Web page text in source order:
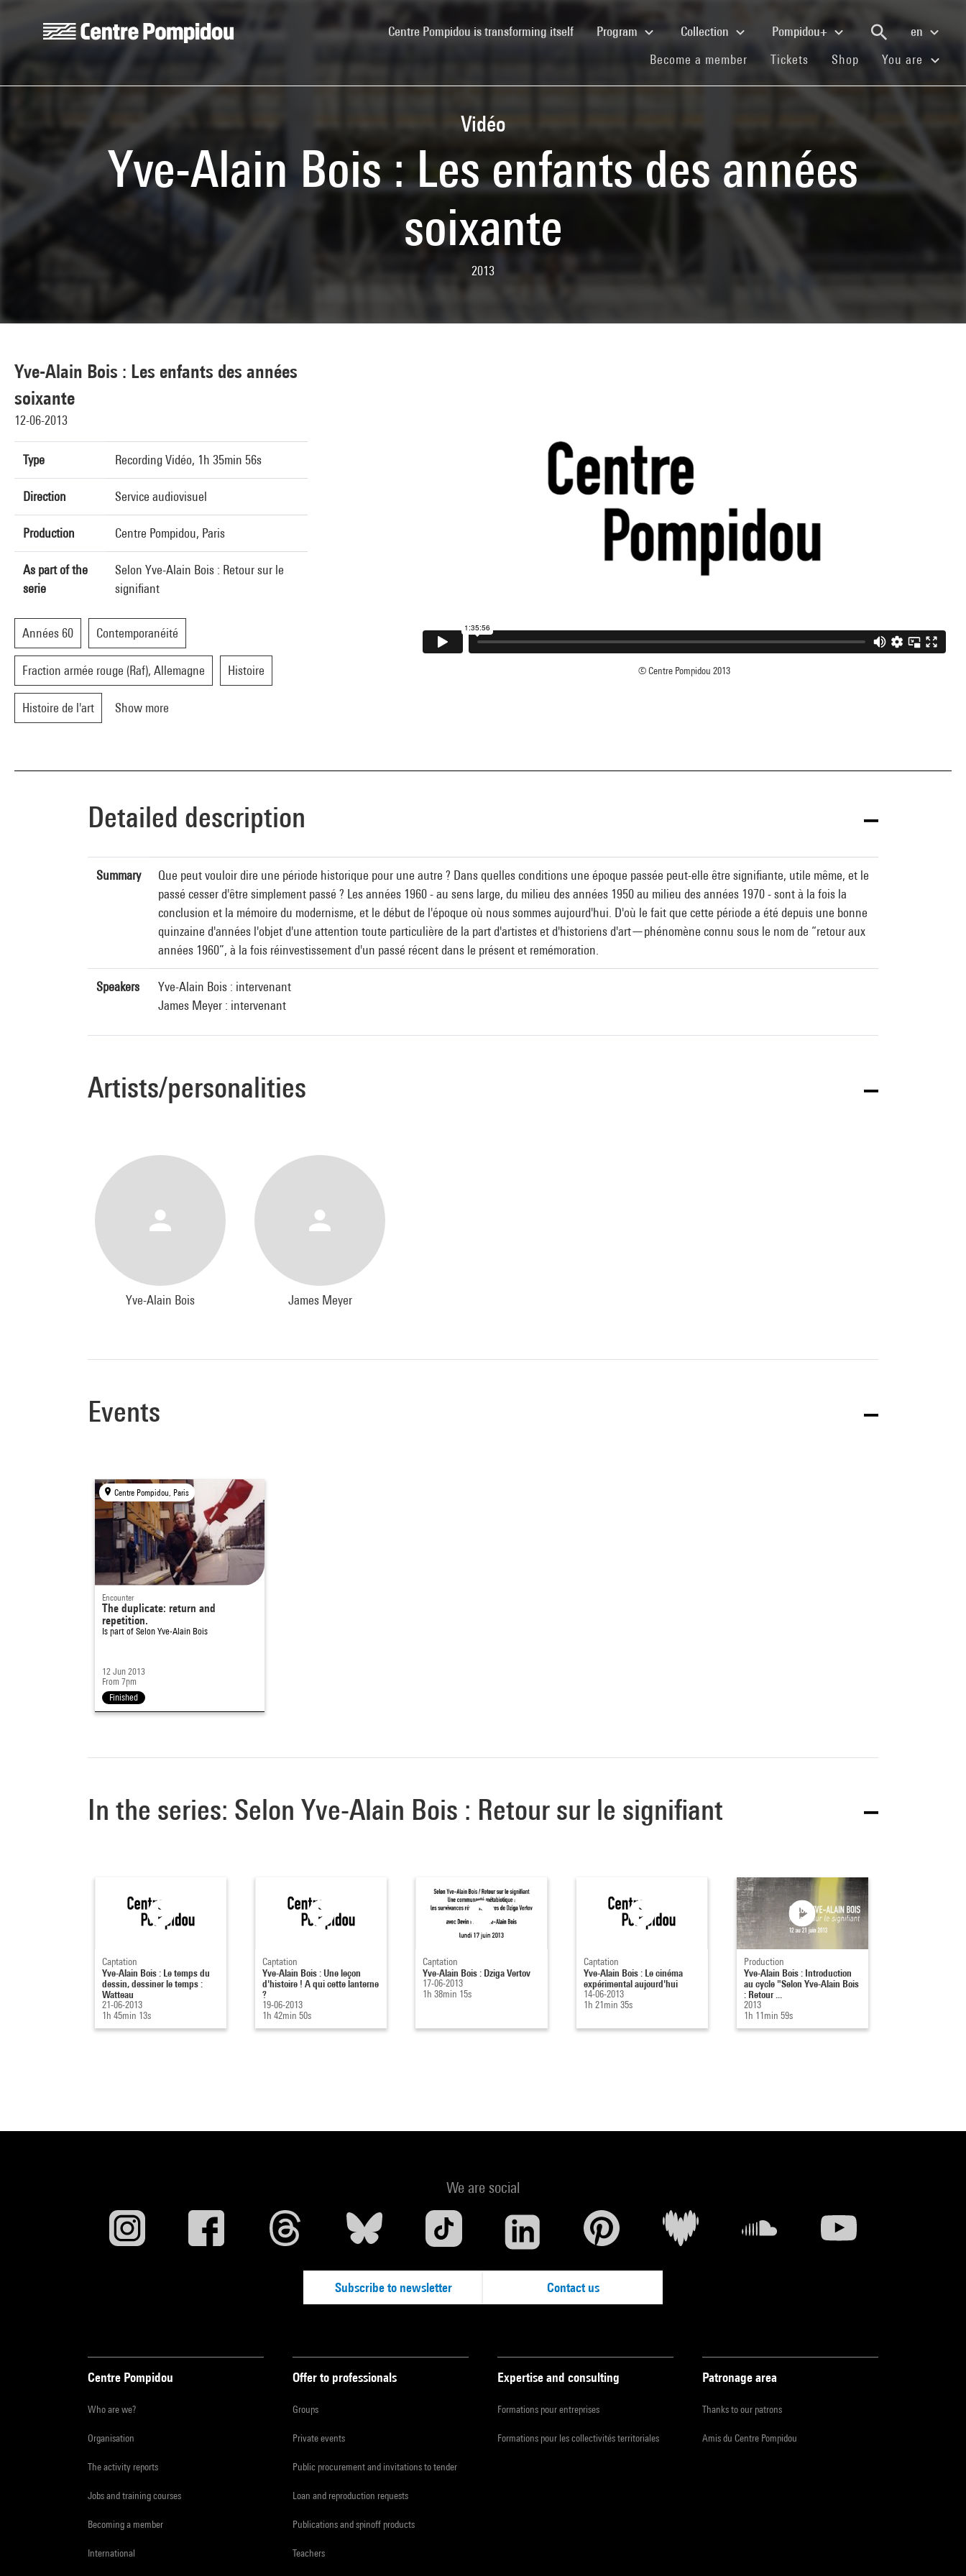
Centre Pompidou is transforming itself(current)Program Collection Pompidou+
en
Become a member (current)
Tickets (current)
Shop (current)You are
Vidéo
Yve-Alain Bois : Les enfants des années
soixante
2013
Yve-Alain Bois : Les enfants des années
soixante
12-06-2013
Type Recording Vidéo, 1h 35min 56s
Direction Service audiovisuel
Production Centre Pompidou, Paris
As part of the
serie
Selon Yve-Alain Bois : Retour sur le
signifiant
Années 60 Contemporanéité
Fraction armée rouge (Raf), Allemagne Histoire
Histoire de l'art Show more
© Centre Pompidou 2013
Detailed description
Summary
Que peut vouloir dire une période historique pour une autre ? Dans quelles conditions une époque passée peut-elle être signifiante, utile même, et le
passé cesser d'être simplement passé ? Les années 1960 - au sens large, du milieu des années 1950 au milieu des années 1970 - sont à la fois la
conclusion et la mémoire du modernisme, et le début de l'époque où nous sommes aujourd'hui. D'où le fait que cette période a été depuis une bonne
quinzaine d'années l'objet d'une attention toute particulière de la part d'artistes et d'historiens d'art—phénomène connu sous le nom de “retour aux
années 1960”, à la fois réinvestissement d'un passé récent dans le présent et remémoration.
Speakers
Yve-Alain Bois : intervenant
James Meyer : intervenant
Artists/personalities
Yve-Alain Bois James Meyer
Events
Centre Pompidou, Paris
Encounter
The duplicate: return and
repetition.
Is part of Selon Yve-Alain Bois
12 Jun 2013
From 7pm
Finished
In the series: Selon Yve-Alain Bois : Retour sur le signifiant
Captation
Yve-Alain Bois : Le temps du
dessin, dessiner le temps :
Watteau
21-06-2013
1h 45min 13s
Captation
Yve-Alain Bois : Une leçon
d'histoire ! A qui cette lanterne
?
19-06-2013
1h 42min 50s
Captation
Yve-Alain Bois : Dziga Vertov
17-06-2013
1h 38min 15s
Captation
Yve-Alain Bois : Le cinéma
expérimental aujourd'hui
14-06-2013
1h 21min 35s
Production
Yve-Alain Bois : Introduction
au cycle "Selon Yve-Alain Bois
: Retour ...
2013
1h 11min 59s
We are social
Subscribe to newsletter Contact us
Centre Pompidou
Who are we?
Organisation
The activity reports
Jobs and training courses
Becoming a member
International
Offer to professionals
Groups
Private events
Public procurement and invitations to tender
Loan and reproduction requests
Publications and spinoff products
Teachers
Expertise and consulting
Formations pour entreprises
Formations pour les collectivités territoriales
Patronage area
Thanks to our patrons
Amis du Centre Pompidou